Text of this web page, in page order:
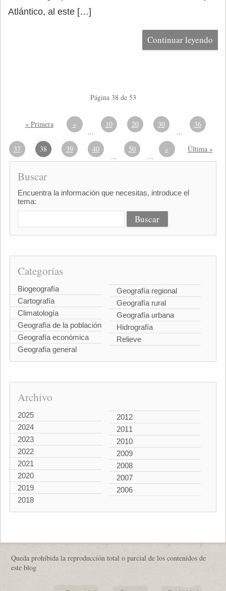
Atlántico, al este […]
Continuar leyendo
Página 38 de 53
« Primera «
...
10 20 30
...
36
37 38 39 40
...
50
...
» Última »
Buscar
Encuentra la información que necesitas, introduce el
tema:
Categorías
Biogeografía
Cartografía
Climatología
Geografía de la población
Geografía económica
Geografía general
Geografía regional
Geografía rural
Geografía urbana
Hidrografía
Relieve
Archivo
2025
2024
2023
2022
2021
2020
2019
2018
2012
2011
2010
2009
2008
2007
2006
Queda prohibida la reproducción total o parcial de los contenidos de
este blog